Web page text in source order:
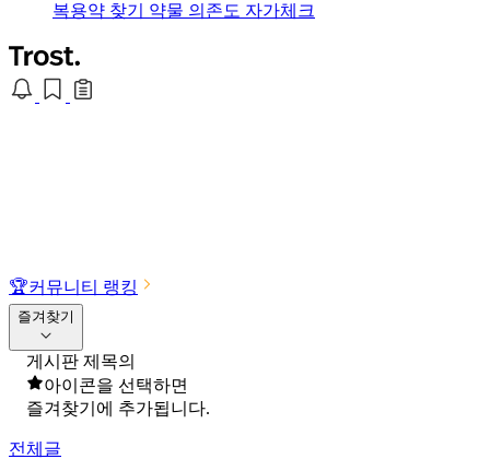
복용약 찾기 약물 의존도 자가체크
🏆커뮤니티 랭킹
즐겨찾기
게시판 제목의
아이콘을 선택하면
즐겨찾기에 추가됩니다.
전체글